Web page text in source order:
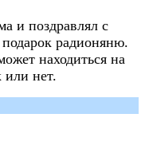
и поздравлял с
радионяню.
находиться на
или нет.